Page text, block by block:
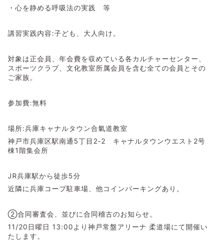
・心を静める呼吸法の実践 等
講習実践内容:子ども、大人向け。
対象は正会員、年会費を収めている各カルチャーセンター、
スポーツクラブ、文化教室所属会員を含む全ての会員とその
ご家族。
参加費:無料
場所:兵庫キャナルタウン合氣道教室
神戸市兵庫区駅南通5丁目2-2 キャナルタウンウエスト2号
棟1階集会所
JR兵庫駅から徒歩5分
近隣に兵庫コープ駐車場、他コインパーキングあり。
②合同審査会、並びに合同稽古のお知らせ。
11/20日曜日 13:00より神戸常盤アリーナ 柔道場にて開催い
たします。